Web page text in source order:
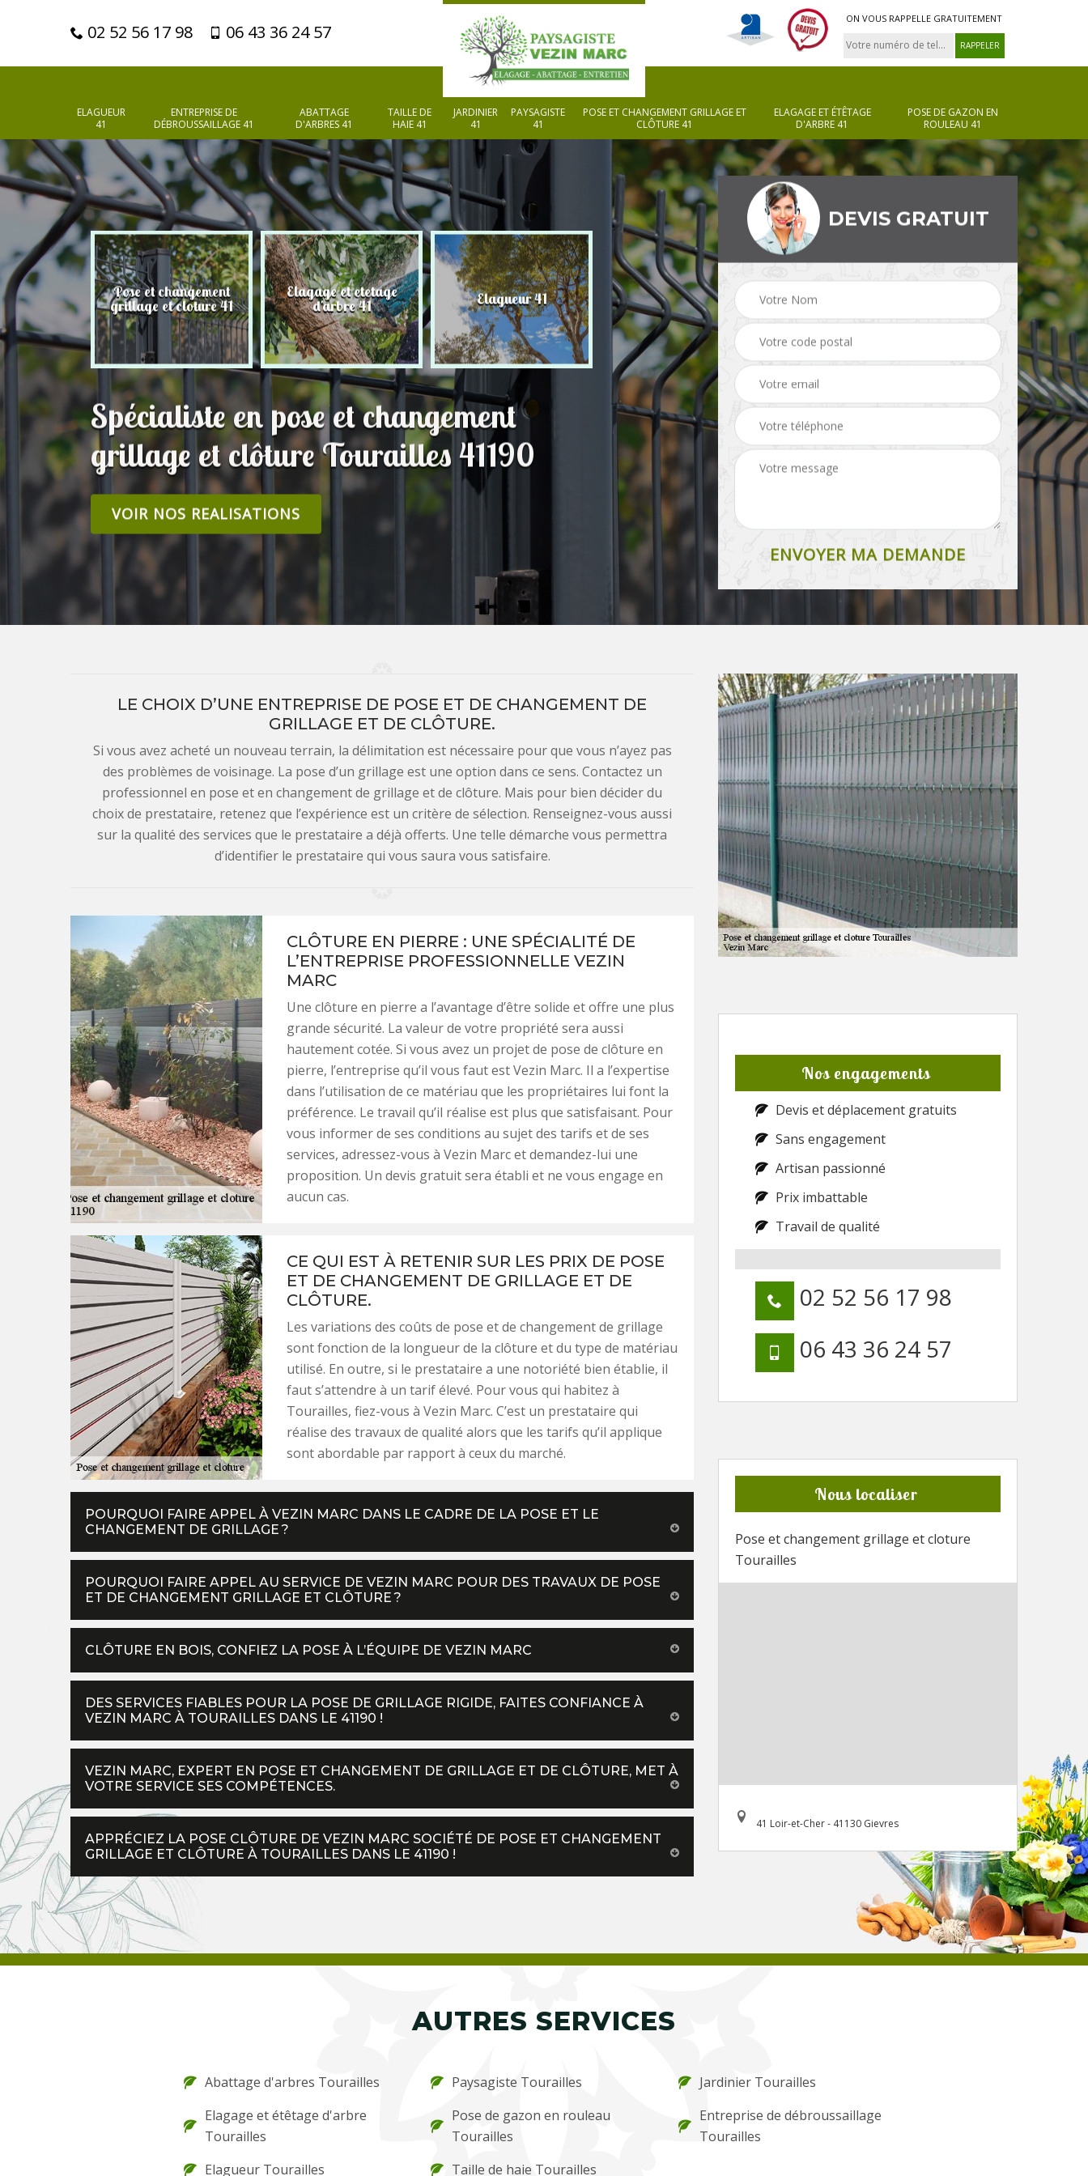
02 52 56 17 98 06 43 36 24 57
ON VOUS RAPPELLE GRATUITEMENT
ELAGUEUR
41
ENTREPRISE DE
DÉBROUSSAILLAGE 41
ABATTAGE
D'ARBRES 41
TAILLE DE
HAIE 41
JARDINIER
41
PAYSAGISTE
41
POSE ET CHANGEMENT GRILLAGE ET
CLÔTURE 41
ELAGAGE ET ÉTÊTAGE
D'ARBRE 41
POSE DE GAZON EN
ROULEAU 41
41 Pose et changement
grillage et cloture 41
Elagage et etetage
d'arbre 41 Elagueur 41 Paysagiste 41 Taille de haie 41
Spécialiste en pose et changement
grillage et clôture Tourailles 41190
VOIR NOS REALISATIONS
DEVIS GRATUIT
LE CHOIX D’UNE ENTREPRISE DE POSE ET DE CHANGEMENT DE
GRILLAGE ET DE CLÔTURE.
Si vous avez acheté un nouveau terrain, la délimitation est nécessaire pour que vous n’ayez pas
des problèmes de voisinage. La pose d’un grillage est une option dans ce sens. Contactez un
professionnel en pose et en changement de grillage et de clôture. Mais pour bien décider du
choix de prestataire, retenez que l’expérience est un critère de sélection. Renseignez-vous aussi
sur la qualité des services que le prestataire a déjà offerts. Une telle démarche vous permettra
d’identifier le prestataire qui vous saura vous satisfaire.
CLÔTURE EN PIERRE : UNE SPÉCIALITÉ DE
L’ENTREPRISE PROFESSIONNELLE VEZIN
MARC
Une clôture en pierre a l’avantage d’être solide et offre une plus
grande sécurité. La valeur de votre propriété sera aussi
hautement cotée. Si vous avez un projet de pose de clôture en
pierre, l’entreprise qu’il vous faut est Vezin Marc. Il a l’expertise
dans l’utilisation de ce matériau que les propriétaires lui font la
préférence. Le travail qu’il réalise est plus que satisfaisant. Pour
vous informer de ses conditions au sujet des tarifs et de ses
services, adressez-vous à Vezin Marc et demandez-lui une
proposition. Un devis gratuit sera établi et ne vous engage en
aucun cas.
CE QUI EST À RETENIR SUR LES PRIX DE POSE
ET DE CHANGEMENT DE GRILLAGE ET DE
CLÔTURE.
Les variations des coûts de pose et de changement de grillage
sont fonction de la longueur de la clôture et du type de matériau
utilisé. En outre, si le prestataire a une notoriété bien établie, il
faut s’attendre à un tarif élevé. Pour vous qui habitez à
Tourailles, fiez-vous à Vezin Marc. C’est un prestataire qui
réalise des travaux de qualité alors que les tarifs qu’il applique
sont abordable par rapport à ceux du marché.
POURQUOI FAIRE APPEL À VEZIN MARC DANS LE CADRE DE LA POSE ET LE
CHANGEMENT DE GRILLAGE ?
POURQUOI FAIRE APPEL AU SERVICE DE VEZIN MARC POUR DES TRAVAUX DE POSE
ET DE CHANGEMENT GRILLAGE ET CLÔTURE ?
CLÔTURE EN BOIS, CONFIEZ LA POSE À L’ÉQUIPE DE VEZIN MARC
DES SERVICES FIABLES POUR LA POSE DE GRILLAGE RIGIDE, FAITES CONFIANCE À
VEZIN MARC À TOURAILLES DANS LE 41190 !
VEZIN MARC, EXPERT EN POSE ET CHANGEMENT DE GRILLAGE ET DE CLÔTURE, MET À
VOTRE SERVICE SES COMPÉTENCES.
APPRÉCIEZ LA POSE CLÔTURE DE VEZIN MARC SOCIÉTÉ DE POSE ET CHANGEMENT
GRILLAGE ET CLÔTURE À TOURAILLES DANS LE 41190 !
Nos engagements
Devis et déplacement gratuits
Sans engagement
Artisan passionné
Prix imbattable
Travail de qualité
02 52 56 17 98
06 43 36 24 57
Nous localiser
Pose et changement grillage et cloture
Tourailles
41 Loir-et-Cher - 41130 Gievres
AUTRES SERVICES
Abattage d'arbres Tourailles
Elagage et étêtage d'arbre
Tourailles
Elagueur Tourailles
Paysagiste Tourailles
Pose de gazon en rouleau
Tourailles
Taille de haie Tourailles
Jardinier Tourailles
Entreprise de débroussaillage
Tourailles